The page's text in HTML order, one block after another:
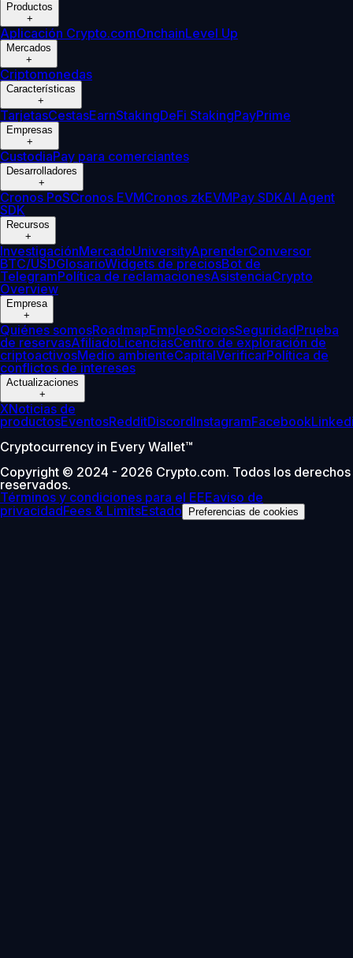
Productos
+
Aplicación Crypto.comOnchainLevel Up
Mercados
+
Criptomonedas
Características
+
TarjetasCestasEarnStakingDeFi StakingPayPrime
Empresas
+
CustodiaPay para comerciantes
Desarrolladores
+
Cronos PoSCronos EVMCronos zkEVMPay SDKAI Agent
SDK
Recursos
+
InvestigaciónMercadoUniversityAprenderConversor
BTC/USDGlosarioWidgets de preciosBot de
TelegramPolítica de reclamacionesAsistenciaCrypto
Overview
Empresa
+
Quiénes somosRoadmapEmpleoSociosSeguridadPrueba
de reservasAfiliadoLicenciasCentro de exploración de
criptoactivosMedio ambienteCapitalVerificarPolítica de
conflictos de intereses
Actualizaciones
+
XNoticias de
productosEventosRedditDiscordInstagramFacebook
Cryptocurrency in Every Wallet™
Copyright © 2024 - 2026 Crypto.com. Todos los derechos
reservados.
Términos y condiciones para el EEEaviso de
privacidadFees & LimitsEstado Preferencias de cookies